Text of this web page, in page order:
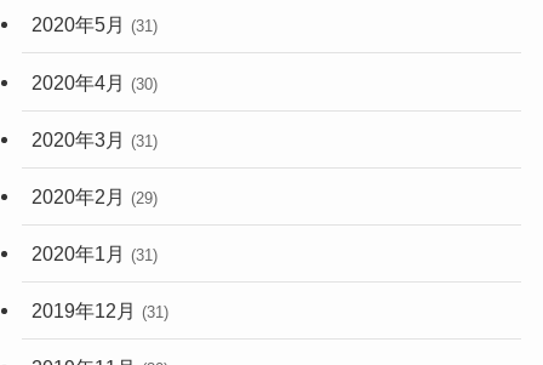
2020年5月 (31)
2020年4月 (30)
2020年3月 (31)
2020年2月 (29)
2020年1月 (31)
2019年12月 (31)